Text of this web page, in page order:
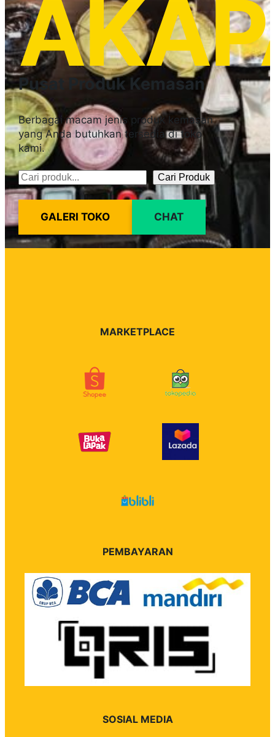
Pusat Produk Kemasan
Berbagai macam jenis produk kemasan
yang Anda butuhkan tersedia di toko
kami.
Pencarian Cari Produk
GALERI TOKO CHAT
MARKETPLACE
PEMBAYARAN
SOSIAL MEDIA